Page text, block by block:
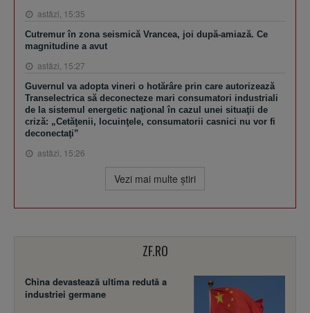
astăzi, 15:35
Cutremur în zona seismică Vrancea, joi după-amiază. Ce
magnitudine a avut
astăzi, 15:27
Guvernul va adopta vineri o hotărâre prin care autorizează
Transelectrica să deconecteze mari consumatori industriali
de la sistemul energetic naţional în cazul unei situaţii de
criză: „Cetăţenii, locuinţele, consumatorii casnici nu vor fi
deconectaţi”
astăzi, 15:26
Vezi mai multe ştiri
ZF.RO
China devastează ultima redută a
industriei germane